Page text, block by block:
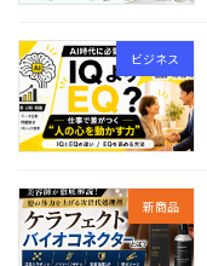
ビジネス
新商品